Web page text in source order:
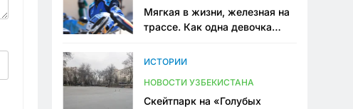
Мягкая в жизни, железная на
трассе. Как одна девочка
Узбекистане
ИСТОРИИ
НОВОСТИ УЗБЕКИСТАНА
Скейтпарк на «Голубых